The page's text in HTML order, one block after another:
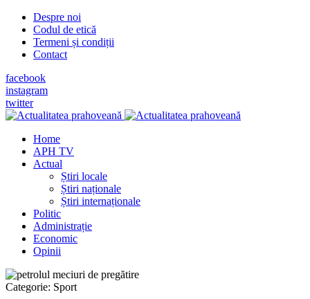
Despre noi
Codul de etică
Termeni și condiții
Contact
facebook
instagram
twitter
Home
APH TV
Actual
Știri locale
Știri naționale
Știri internaționale
Politic
Administrație
Economic
Opinii
Categorie: Sport